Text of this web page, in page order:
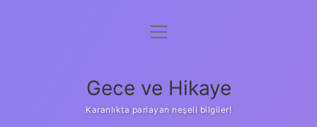
Anasayfa
Yasal Uyarı
menüyü
Gece ve Hikaye
Karanlıkta parlayan neşeli bilgiler!